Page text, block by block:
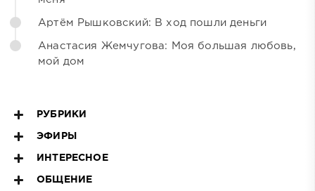
Артём Рышковский: В ход пошли деньги
Анастасия Жемчугова: Моя большая любовь,
мой дом
РУБРИКИ
ЭФИРЫ
ИНТЕРЕСНОЕ
ОБЩЕНИЕ